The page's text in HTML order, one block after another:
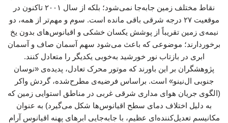
نقاط مختلف زمین جابه‌جا نمی‌شود؛ بلکه از سال ۲۰۰۱ تاکنون در
موقعیت ۲۷ درجه شرقی باقی مانده است. سوم و مهم‌تر از همه، دو
نیمه‌ی زمین تقریباً از پوشش یکسان خشکی و اقیانوس‌های بدون یخ
برخوردارند؛ موضوعی که باعث می‌شود سهم آسمان صاف و آسمان
ابری در بازتاب نور خورشید به‌خوبی یکدیگر را متعادل کنند.
پژوهشگران بر این باورند که موتور محرک تعادل، پدیده‌ی «نوسان
جنوبی ال‌نینو» است. براساس فرضیه‌ی مطرح‌شده، گردش واکر
(الگوی جریان هوای مداری شرقی غربی در مناطق استوایی زمین که
به دلیل اختلاف دمای سطح اقیانوس‌ها شکل می‌گیرد) به عنوان
مکانیسم تعدیل‌کننده‌ای عظیم، با جابه‌جایی ابرهای پهنه اقیانوس آرام